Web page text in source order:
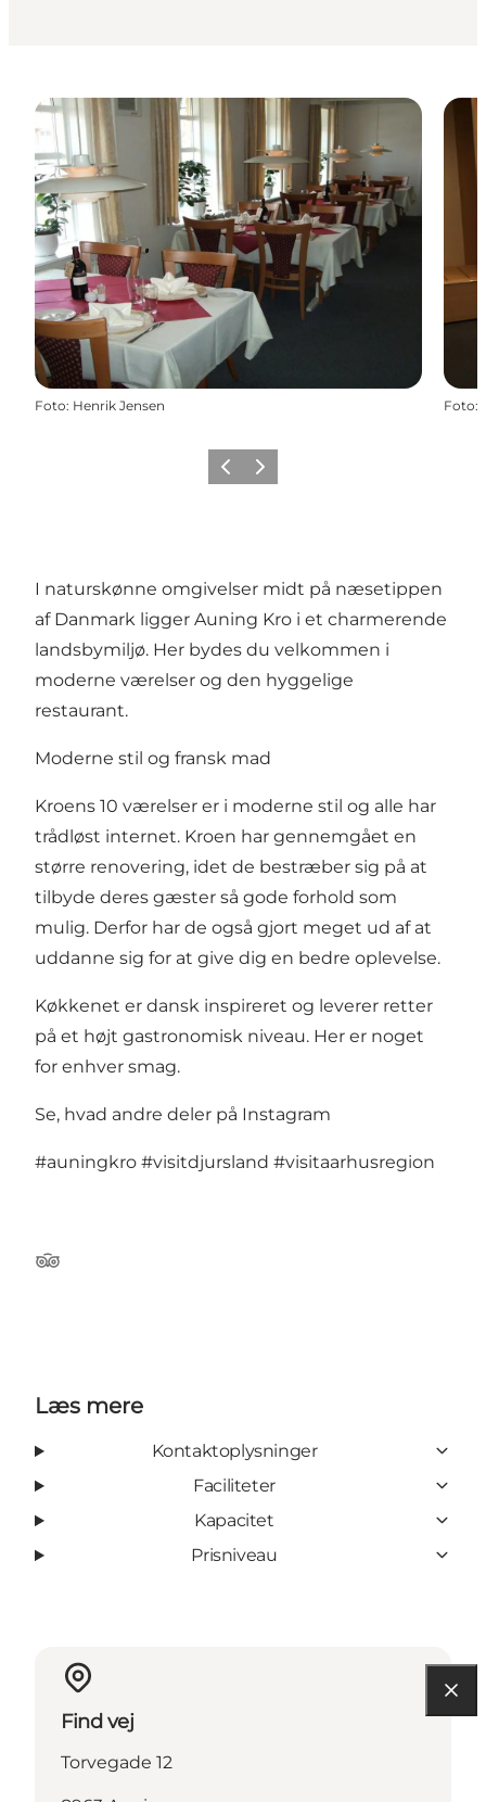
Foto: Henrik Jensen Foto:
ForrigeNæste
I naturskønne omgivelser midt på næsetippen
af Danmark ligger Auning Kro i et charmerende
landsbymiljø. Her bydes du velkommen i
moderne værelser og den hyggelige
restaurant.
Moderne stil og fransk mad
Kroens 10 værelser er i moderne stil og alle har
trådløst internet. Kroen har gennemgået en
større renovering, idet de bestræber sig på at
tilbyde deres gæster så gode forhold som
mulig. Derfor har de også gjort meget ud af at
uddanne sig for at give dig en bedre oplevelse.
Køkkenet er dansk inspireret og leverer retter
på et højt gastronomisk niveau. Her er noget
for enhver smag.
Se, hvad andre deler på Instagram
#auningkro #visitdjursland #visitaarhusregion
TripAdvisor
Læs mere
Kontaktoplysninger
Faciliteter
Kapacitet
Prisniveau
Find vej
Torvegade 12